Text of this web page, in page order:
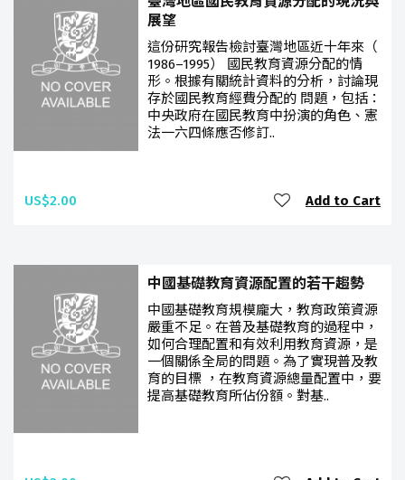
展望
這份研究報告檢討臺灣地區近十年來（
1986–1995） 國民教育資源分配的情
形。根據有關統計資料的分析，討論現
存於國民教育經費分配的 問題，包括：
中央政府在國民教育中扮演的角色、憲
法一六四條應否修訂..
US$2.00 Add to Cart
中國基礎教育資源配置的若干趨勢
中國基礎教育規模龐大，教育政策資源
嚴重不足。在普及基礎教育的過程中，
如何合理配置和有效利用教育資源，是
一個關係全局的問題。為了實現普及教
育的目標 ，在教育資源總量配置中，要
提高基礎教育所佔份額。對基..